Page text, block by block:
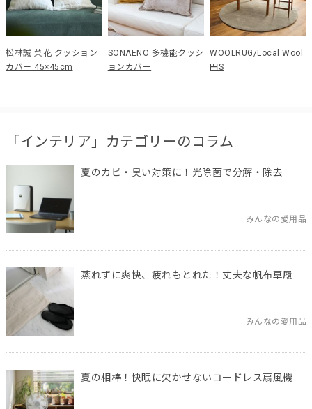
松林誠 菜花 クッション
カバー 45×45cm
SONAENO 多機能クッシ
ョンカバー
WOOLRUG/Local Wool
円S
「インテリア」カテゴリーのコラム
夏のカビ・臭い対策に！光除菌で分解・除去
みんなの愛用品
蒸れずに爽快、疲れもとれた！丈夫な帆布草履
みんなの愛用品
夏の相棒！快眠に欠かせないコードレス扇風機